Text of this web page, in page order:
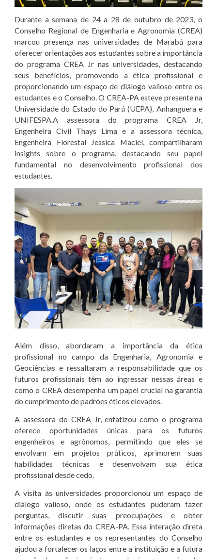
Durante a semana de 24 a 28 de outubro de 2023, o
Conselho Regional de Engenharia e Agronomia (CREA)
marcou presença nas universidades de Marabá para
oferecer orientações aos estudantes sobre a importância
do programa CREA Jr nas universidades, destacando
seus benefícios, promovendo a ética profissional e
proporcionando um espaço de diálogo valioso entre os
estudantes e o Conselho. O CREA-PA esteve presente na
Universidade do Estado do Pará (UEPA), Anhanguera e
UNIFESPA.A assessora do programa CREA Jr,
Engenheira Civil Thays Lima e a assessora técnica,
Engenheira Florestal Jessica Maciel, compartilharam
insights sobre o programa, destacando seu papel
fundamental no desenvolvimento profissional dos
estudantes.
Além disso, abordaram a importância da ética
profissional no campo da Engenharia, Agronomia e
Geociências e ressaltaram a responsabilidade que os
futuros profissionais têm ao ingressar nessas áreas e
como o CREA desempenha um papel crucial na garantia
do cumprimento de padrões éticos elevados.
A assessora do CREA Jr, enfatizou como o programa
oferece oportunidades únicas para os futuros
engenheiros e agrônomos, permitindo que eles se
envolvam em projetos práticos, aprimorem suas
habilidades técnicas e desenvolvam sua ética
profissional desde cedo.
A visita às universidades proporcionou um espaço de
diálogo valioso, onde os estudantes puderam fazer
perguntas, discutir suas preocupações e obter
informações diretas do CREA-PA. Essa interação direta
entre os estudantes e os representantes do Conselho
ajudou a fortalecer os laços entre a instituição e a futura